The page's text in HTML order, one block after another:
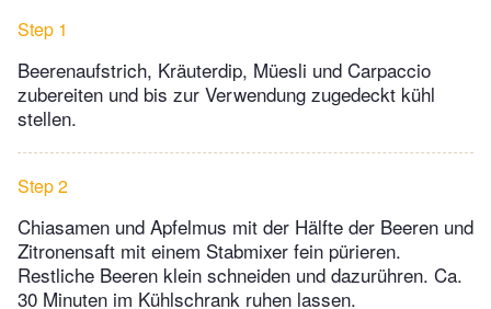
Step 1
Beerenaufstrich, Kräuterdip, Müesli und Carpaccio
zubereiten und bis zur Verwendung zugedeckt kühl
stellen.
Step 2
Chiasamen und Apfelmus mit der Hälfte der Beeren und
Zitronensaft mit einem Stabmixer fein pürieren.
Restliche Beeren klein schneiden und dazurühren. Ca.
30 Minuten im Kühlschrank ruhen lassen.